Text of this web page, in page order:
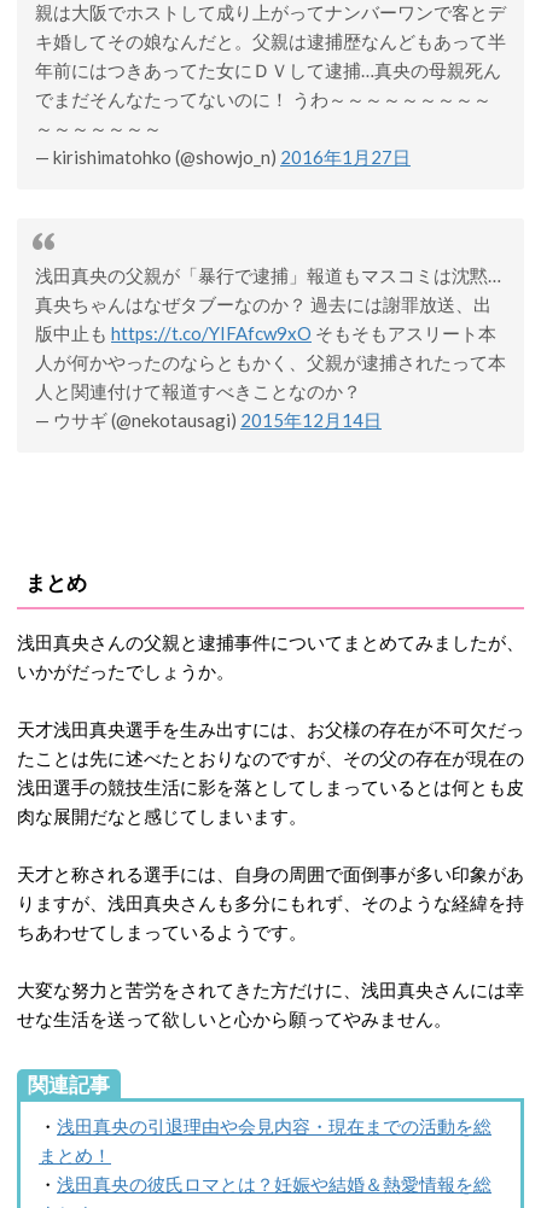
親は大阪でホストして成り上がってナンバーワンで客とデ
キ婚してその娘なんだと。父親は逮捕歴なんどもあって半
年前にはつきあってた女にＤＶして逮捕…真央の母親死ん
でまだそんなたってないのに！ うわ～～～～～～～～～
～～～～～～～
— kirishimatohko (@showjo_n) 2016年1月27日
浅田真央の父親が「暴行で逮捕」報道もマスコミは沈黙…
真央ちゃんはなぜタブーなのか？ 過去には謝罪放送、出
版中止も https://t.co/YIFAfcw9xO そもそもアスリート本
人が何かやったのならともかく、父親が逮捕されたって本
人と関連付けて報道すべきことなのか？
— ウサギ (@nekotausagi) 2015年12月14日
まとめ
浅田真央さんの父親と逮捕事件についてまとめてみましたが、
いかがだったでしょうか。
天才浅田真央選手を生み出すには、お父様の存在が不可欠だっ
たことは先に述べたとおりなのですが、その父の存在が現在の
浅田選手の競技生活に影を落としてしまっているとは何とも皮
肉な展開だなと感じてしまいます。
天才と称される選手には、自身の周囲で面倒事が多い印象があ
りますが、浅田真央さんも多分にもれず、そのような経緯を持
ちあわせてしまっているようです。
大変な努力と苦労をされてきた方だけに、浅田真央さんには幸
せな生活を送って欲しいと心から願ってやみません。
関連記事
・ 浅田真央の引退理由や会見内容・現在までの活動を総
まとめ！
・ 浅田真央の彼氏ロマとは？妊娠や結婚＆熱愛情報を総